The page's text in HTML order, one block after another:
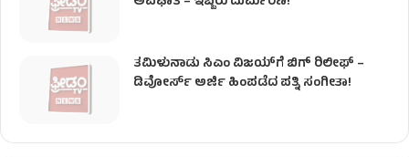
ತಮಿಳುನಾಡು ಸಿಎಂ ವಿಜಯ್‌ಗೆ ಬಿಗ್ ರಿಲೀಫ್ –
ಡಿವೋರ್ಸ್ ಅರ್ಜಿ ಹಿಂಪಡೆದ ಪತ್ನಿ ಸಂಗೀತಾ!